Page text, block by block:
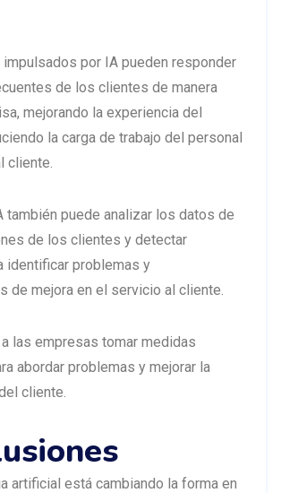
por IA pueden responder
de los clientes de manera
mejorando la experiencia del
la carga de trabajo del personal
cliente.
también puede analizar los datos de
de los clientes y detectar
identificar problemas y
de mejora en el servicio al cliente.
las empresas tomar medidas
abordar problemas y mejorar la
cliente.
artificial está cambiando la forma en